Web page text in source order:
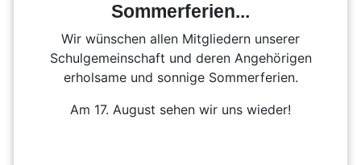
Sommerferien...
Wir wünschen allen Mitgliedern unserer
Schulgemeinschaft und deren Angehörigen
erholsame und sonnige Sommerferien.
Am 17. August sehen wir uns wieder!